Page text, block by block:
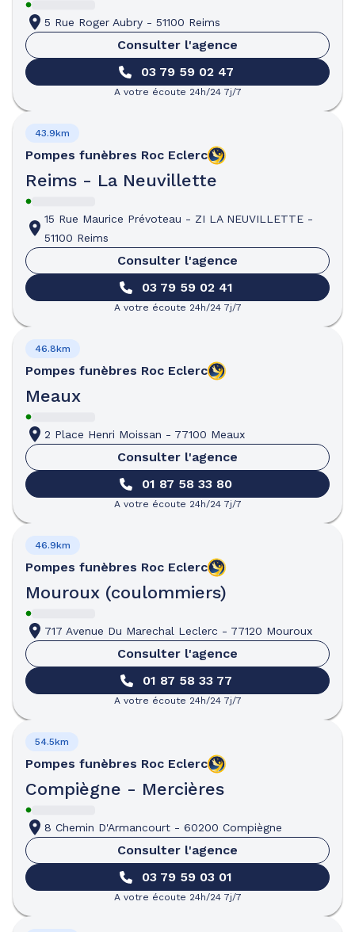
5 Rue Roger Aubry - 51100 Reims
Consulter l'agence
03 79 59 02 47
A votre écoute 24h/24 7j/7
Pompes funèbres Roc Eclerc
Reims - La Neuvillette
43.9km
15 Rue Maurice Prévoteau - ZI LA NEUVILLETTE -
51100 Reims
Consulter l'agence
03 79 59 02 41
A votre écoute 24h/24 7j/7
Pompes funèbres Roc Eclerc
Meaux
46.8km
2 Place Henri Moissan - 77100 Meaux
Consulter l'agence
01 87 58 33 80
A votre écoute 24h/24 7j/7
Pompes funèbres Roc Eclerc
Mouroux (coulommiers)
46.9km
717 Avenue Du Marechal Leclerc - 77120 Mouroux
Consulter l'agence
01 87 58 33 77
A votre écoute 24h/24 7j/7
Pompes funèbres Roc Eclerc
Compiègne - Mercières
54.5km
8 Chemin D'Armancourt - 60200 Compiègne
Consulter l'agence
03 79 59 03 01
A votre écoute 24h/24 7j/7